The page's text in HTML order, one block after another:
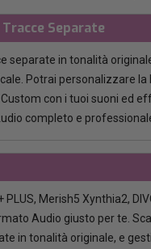
Separate
separate in tonalità
Potrai personalizzare la
con i tuoi suoni ed
completo e
Merish5 Xynthia2,
Audio giusto per te.
in tonalità originale, e